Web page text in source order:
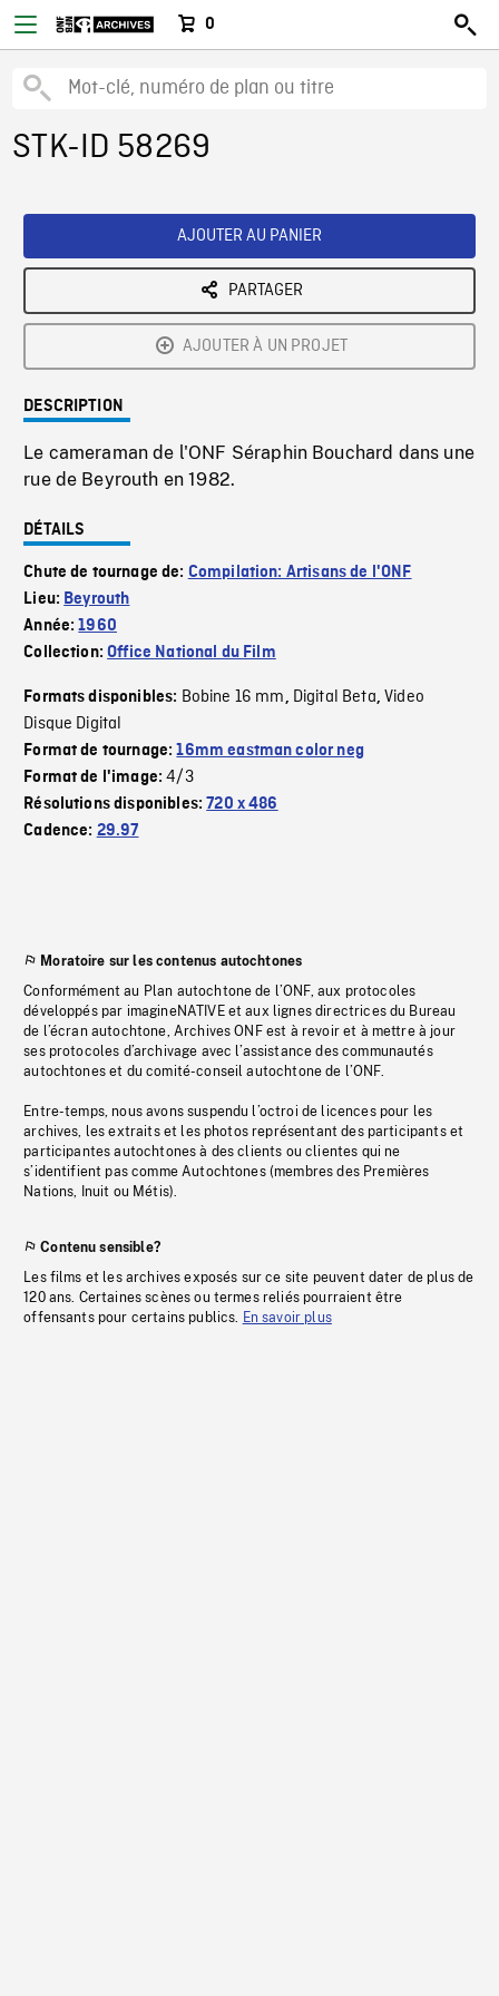
0
STK-ID 58269
AJOUTER AU PANIER
PARTAGER
AJOUTER À UN PROJET
DESCRIPTION
Le cameraman de l'ONF Séraphin Bouchard dans une
rue de Beyrouth en 1982.
DÉTAILS
Chute de tournage de: Compilation: Artisans de l'ONF
Lieu: Beyrouth
Année:1960
Collection:Office National du Film
Formats disponibles: Bobine 16 mm, Digital Beta,Video
Disque Digital
Format de tournage:16mm eastman color neg
Format de l'image:4/3
Résolutions disponibles:720 x 486
Cadence: 29.97
Moratoire sur les contenus autochtones
Conformément au Plan autochtone de l’ONF, aux protocoles
développés par imagineNATIVE et aux lignes directrices du Bureau
de l’écran autochtone, Archives ONF est à revoir et à mettre à jour
ses protocoles d’archivage avec l’assistance des communautés
autochtones et du comité-conseil autochtone de l’ONF.
Entre-temps, nous avons suspendu l’octroi de licences pour les
archives, les extraits et les photos représentant des participants et
participantes autochtones à des clients ou clientes qui ne
s’identifient pas comme Autochtones (membres des Premières
Nations, Inuit ou Métis).
Contenu sensible?
Les films et les archives exposés sur ce site peuvent dater de plus de
120 ans. Certaines scènes ou termes reliés pourraient être
offensants pour certains publics. En savoir plus